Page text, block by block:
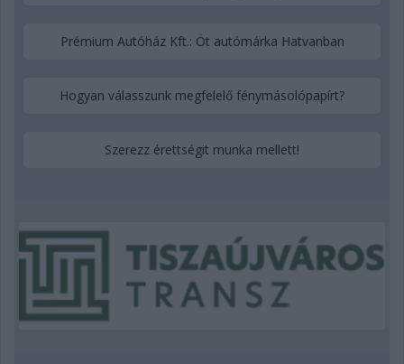
Prémium Autóház Kft.: Öt autómárka Hatvanban
Hogyan válasszunk megfelelő fénymásolópapírt?
Szerezz érettségit munka mellett!